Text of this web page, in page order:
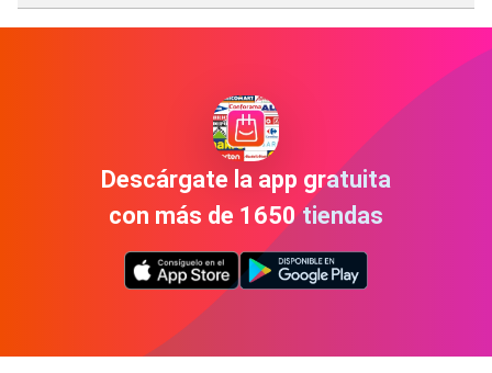
Descárgate la app gratuita
con más de 1650 tiendas